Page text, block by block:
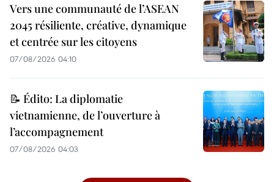
Vers une communauté de l’ASEAN
2045 résiliente, créative, dynamique
et centrée sur les citoyens
07/08/2026 04:10
📝 Édito: La diplomatie
vietnamienne, de l’ouverture à
l’accompagnement
07/08/2026 04:03